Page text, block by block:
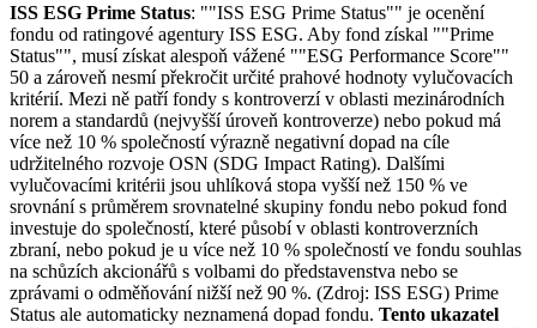
ISS ESG Prime Status: ""ISS ESG Prime Status"" je ocenění
fondu od ratingové agentury ISS ESG. Aby fond získal ""Prime
Status"", musí získat alespoň vážené ""ESG Performance Score""
50 a zároveň nesmí překročit určité prahové hodnoty vylučovacích
kritérií. Mezi ně patří fondy s kontroverzí v oblasti mezinárodních
norem a standardů (nejvyšší úroveň kontroverze) nebo pokud má
více než 10 % společností výrazně negativní dopad na cíle
udržitelného rozvoje OSN (SDG Impact Rating). Dalšími
vylučovacími kritérii jsou uhlíková stopa vyšší než 150 % ve
srovnání s průměrem srovnatelné skupiny fondu nebo pokud fond
investuje do společností, které působí v oblasti kontroverzních
zbraní, nebo pokud je u více než 10 % společností ve fondu souhlas
na schůzích akcionářů s volbami do představenstva nebo se
zprávami o odměňování nižší než 90 %. (Zdroj: ISS ESG) Prime
Status ale automaticky neznamená dopad fondu. Tento ukazatel